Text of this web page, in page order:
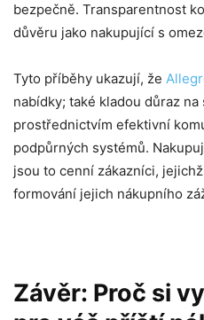
bezpečně. Transparentnost
důvěru jako nakupující s
Tyto příběhy ukazují, že
nabídky; také kladou důraz
prostřednictvím efektivní
podpůrných systémů.
jsou to cenní zákazníci,
formování jejich nákupního
Závěr: Proč si